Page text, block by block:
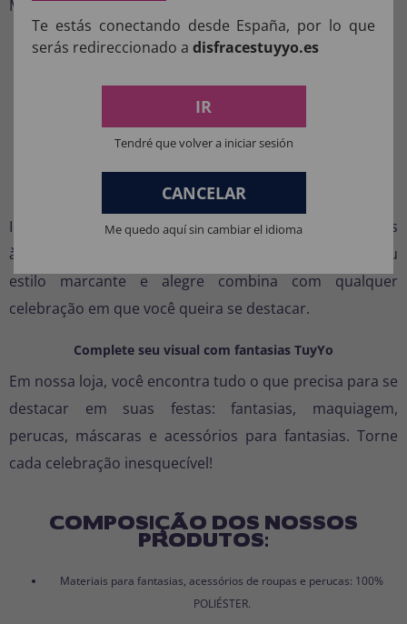
Mantenha seu cocar sempre impecável:
Evite umidade ou calor direto.
ou espanador.
Guarde pendurado ou em uma caixa para
preservar o formato das penas.
Para que ocasiões usar
Ideal para desfiles, carros alegóricos, cavalgadas, festas
à fantasia, eventos teatrais ou festivais de dança. Seu
estilo marcante e alegre combina com qualquer
celebração em que você queira se destacar.
Complete seu visual com fantasias TuyYo
Em nossa loja, você encontra tudo o que precisa para se
destacar em suas festas: fantasias, maquiagem,
perucas, máscaras e acessórios para fantasias. Torne
cada celebração inesquecível!
COMPOSIÇÃO DOS NOSSOS
PRODUTOS:
Materiais para fantasias, acessórios de roupas e perucas: 100%
POLIÉSTER.
Te estás conectando desde España, por lo que
serás redireccionado a disfracestuyyo.es
IR
Tendré que volver a iniciar sesión
CANCELAR
Me quedo aquí sin cambiar el idioma